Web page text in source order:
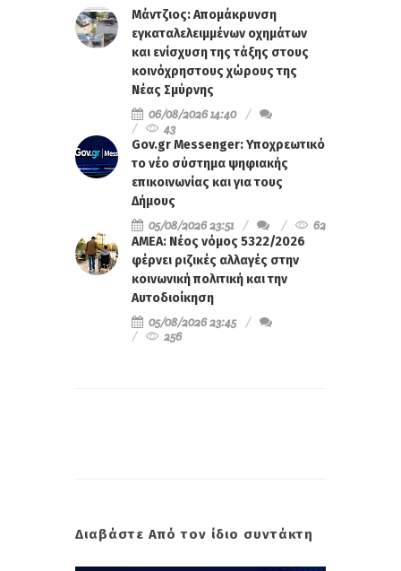
Μάντζιος: Απομάκρυνση
εγκαταλελειμμένων οχημάτων
και ενίσχυση της τάξης στους
κοινόχρηστους χώρους της
Νέας Σμύρνης
06/08/2026 14:40
43
Gov.gr Messenger: Υποχρεωτικό
το νέο σύστημα ψηφιακής
επικοινωνίας και για τους
Δήμους
05/08/2026 23:51
62
ΑΜΕΑ: Νέος νόμος 5322/2026
φέρνει ριζικές αλλαγές στην
κοινωνική πολιτική και την
Αυτοδιοίκηση
05/08/2026 23:45
256
Διαβάστε Από τον ίδιο συντάκτη